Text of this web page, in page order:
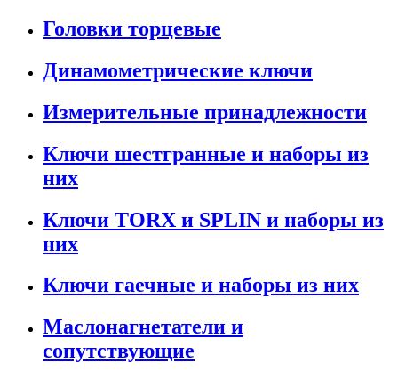
Головки торцевые
Динамометрические ключи
Измерительные принадлежности
Ключи шестгранные и наборы из
них
Ключи TORX и SPLIN и наборы из
них
Ключи гаечные и наборы из них
Маслонагнетатели и
сопутствующие